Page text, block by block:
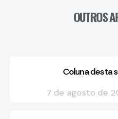
OUTROS
Coluna desta
7 de agosto de